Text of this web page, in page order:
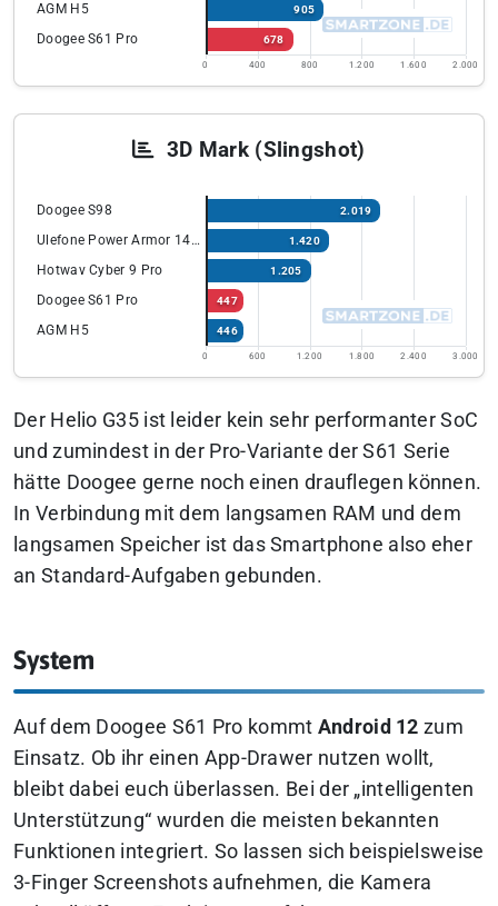
AGM H5 905
Doogee S61 Pro 678
0 400 800 1.200 1.600 2.000
3D Mark (Slingshot)
Doogee S98 2.019
Ulefone Power Armor 14 Pro 1.420
Hotwav Cyber 9 Pro 1.205
Doogee S61 Pro 447
AGM H5 446
0 600 1.200 1.800 2.400 3.000
Der Helio G35 ist leider kein sehr performanter SoC
und zumindest in der Pro-Variante der S61 Serie
hätte Doogee gerne noch einen drauflegen können.
In Verbindung mit dem langsamen RAM und dem
langsamen Speicher ist das Smartphone also eher
an Standard-Aufgaben gebunden.
System
Auf dem Doogee S61 Pro kommt Android 12 zum
Einsatz. Ob ihr einen App-Drawer nutzen wollt,
bleibt dabei euch überlassen. Bei der „intelligenten
Unterstützung“ wurden die meisten bekannten
Funktionen integriert. So lassen sich beispielsweise
3-Finger Screenshots aufnehmen, die Kamera